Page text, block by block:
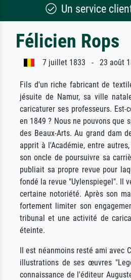
Un service
Félicien Rops
7 juillet 1833 - 23 août
Fils d'un riche fabricant de
jésuite de Namur, sa ville
caricaturer ses professeurs.
en 1849 ? Nous ne pouvons que
des Beaux-Arts. Au grand dam
apprit à l'Académie, entre
son oncle de poursuivre sa
publiait sa propre revue pour
fondé la revue "Uylenspiegel". Il
certaine notoriété. Après son
fortement limiter son
tribunal et une activité de
éteinte.
Il est néanmoins resté ami avec
illustrations de ses œuvres
connaissance de l'éditeur